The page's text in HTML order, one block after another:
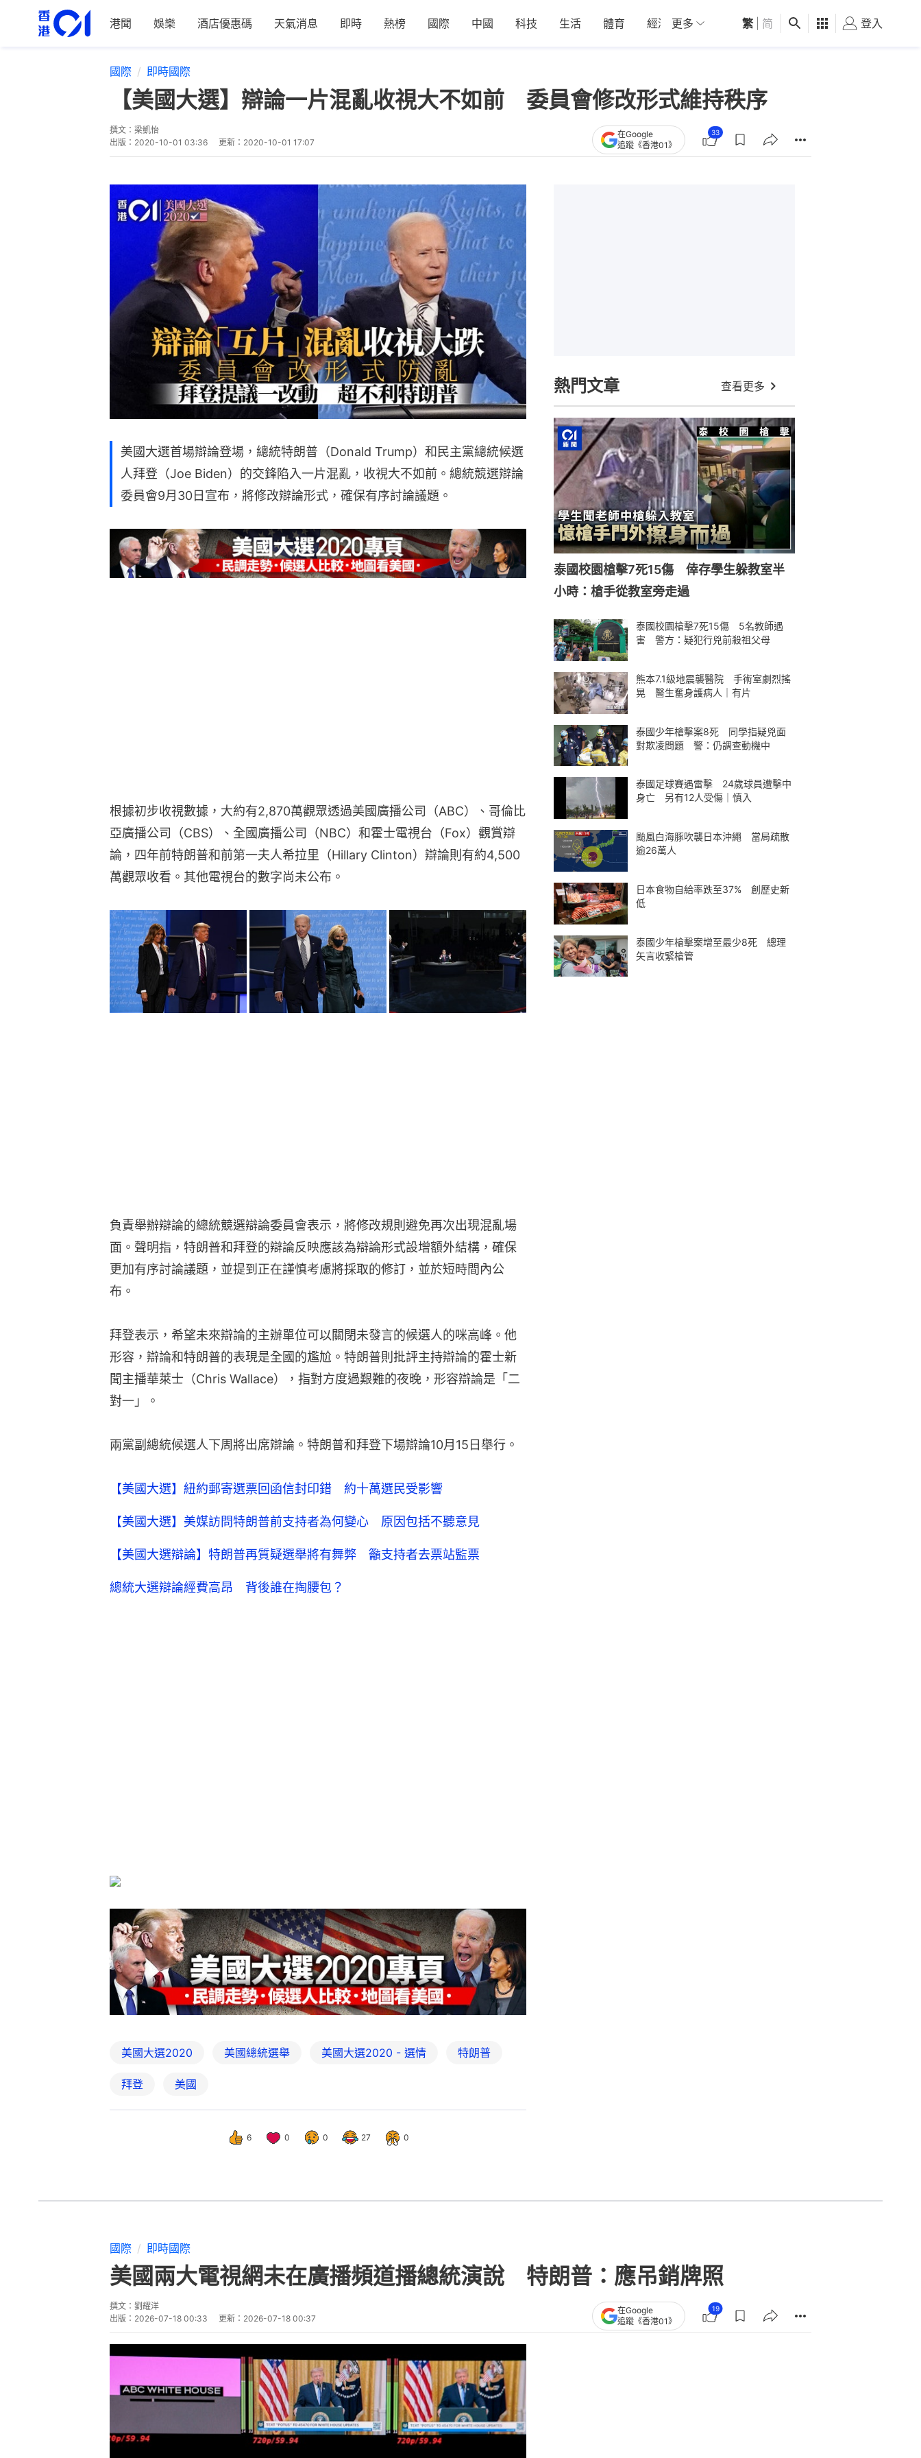
港聞 娛樂 酒店優惠碼 天氣消息 即時 熱榜 國際 中國 科技 生活 體育 經濟 01深圳 觀點 健康 好食玩飛
更多 繁 简 登入
國際 即時國際
【美國大選】辯論一片混亂收視大不如前 委員會修改形式維持秩序
撰文： 梁凱怡
出版： 2020-10-01 03:36 更新： 2020-10-01 17:07
在Google
追蹤《香港01》
33
美國大選首場辯論登場，總統特朗普（Donald Trump）和民主黨總統候選
人拜登（Joe Biden）的交鋒陷入一片混亂，收視大不如前。總統競選辯論
委員會9月30日宣布，將修改辯論形式，確保有序討論議題。
根據初步收視數據，大約有2,870萬觀眾透過美國廣播公司（ABC）、哥倫比
亞廣播公司（CBS）、全國廣播公司（NBC）和霍士電視台（Fox）觀賞辯
論，四年前特朗普和前第一夫人希拉里（Hillary Clinton）辯論則有約4,500
萬觀眾收看。其他電視台的數字尚未公布。
負責舉辦辯論的總統競選辯論委員會表示，將修改規則避免再次出現混亂場
面。聲明指，特朗普和拜登的辯論反映應該為辯論形式設增額外結構，確保
更加有序討論議題，並提到正在謹慎考慮將採取的修訂，並於短時間內公
布。
拜登表示，希望未來辯論的主辦單位可以關閉未發言的候選人的咪高峰。他
形容，辯論和特朗普的表現是全國的尷尬。特朗普則批評主持辯論的霍士新
聞主播華萊士（Chris Wallace），指對方度過艱難的夜晚，形容辯論是「二
對一」。
兩黨副總統候選人下周將出席辯論。特朗普和拜登下場辯論10月15日舉行。
【美國大選】紐約郵寄選票回函信封印錯 約十萬選民受影響
【美國大選】美媒訪問特朗普前支持者為何變心 原因包括不聽意見
【美國大選辯論】特朗普再質疑選舉將有舞弊 籲支持者去票站監票
總統大選辯論經費高昂 背後誰在掏腰包？
美國大選2020 美國總統選舉 美國大選2020 - 選情 特朗普
拜登 美國
6 0 0 27 0
熱門文章 查看更多
泰國校園槍擊7死15傷 倖存學生躲教室半
小時：槍手從教室旁走過
泰國校園槍擊7死15傷 5名教師遇
害 警方：疑犯行兇前殺祖父母
熊本7.1級地震襲醫院 手術室劇烈搖
晃 醫生奮身護病人｜有片
泰國少年槍擊案8死 同學指疑兇面
對欺凌問題 警：仍調查動機中
泰國足球賽遇雷擊 24歲球員遭擊中
身亡 另有12人受傷｜慎入
颱風白海豚吹襲日本沖繩 當局疏散
逾26萬人
日本食物自給率跌至37% 創歷史新
低
泰國少年槍擊案增至最少8死 總理
矢言收緊槍管
國際 即時國際
美國兩大電視網未在廣播頻道播總統演說 特朗普：應吊銷牌照
撰文： 劉耀洋
出版： 2026-07-18 00:33 更新： 2026-07-18 00:37
在Google
追蹤《香港01》
19